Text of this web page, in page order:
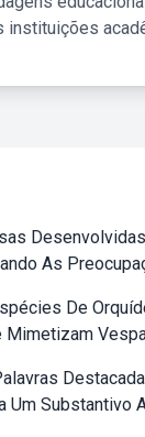
instituições
As
De
Mimetizam
Um Substantivo